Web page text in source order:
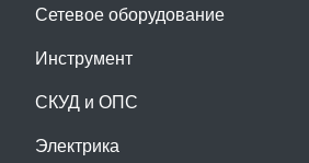
Сетевое оборудование
Инструмент
СКУД и ОПС
Электрика